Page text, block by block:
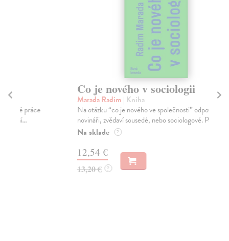
Co je nového v sociologii
| Kniha
Na otázku “co je nového ve společnosti” odpovídají
novináři, zvědaví sousedé, nebo sociologové. Posl...